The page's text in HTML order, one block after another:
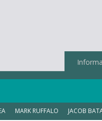
MARK RUFFALO JACOB